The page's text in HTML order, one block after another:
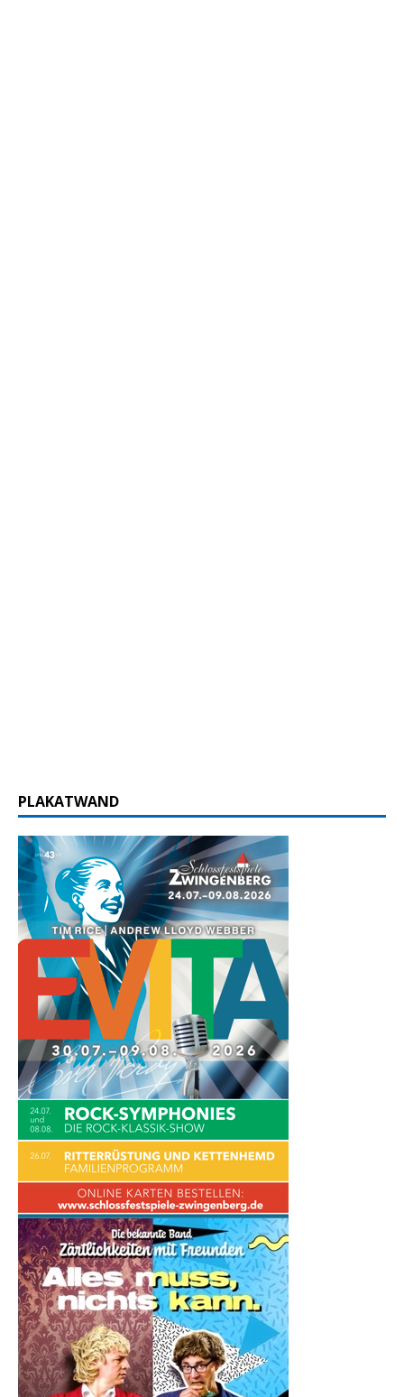
PLAKATWAND